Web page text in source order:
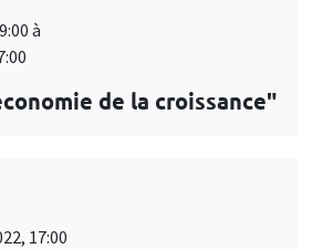
à
de la croissance"
17:00